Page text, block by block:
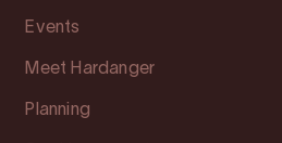
Events
Meet Hardanger
Planning